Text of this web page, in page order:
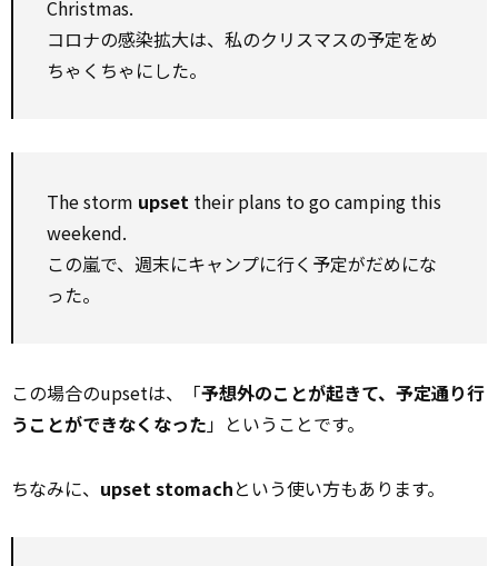
Christmas.
コロナの感染拡大は、私のクリスマスの予定をめ
ちゃくちゃにした。
The storm upset their plans to go camping this
weekend.
この嵐で、週末にキャンプに行く予定がだめにな
った。
この場合のupsetは、「予想外のことが起きて、予定通り行
うことができなくなった」ということです。
ちなみに、 upset stomachという使い方もあります。